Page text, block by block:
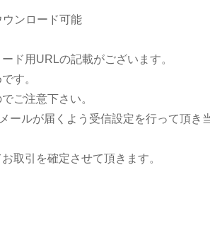
ンロード可能
ド用URLの記載がございます。
す。
ご注意下さい。
ルが届くよう受信設定を行って頂き
取引を確定させて頂きます。